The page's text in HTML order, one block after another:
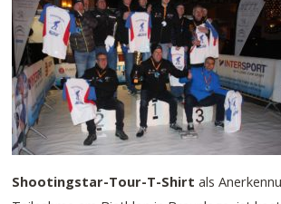
Shootingstar-Tour-T-Shirt als